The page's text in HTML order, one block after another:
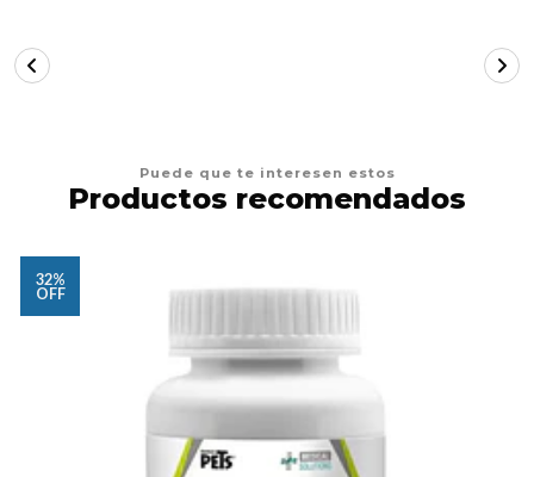
Puede que te interesen estos
Productos recomendados
32%
OFF